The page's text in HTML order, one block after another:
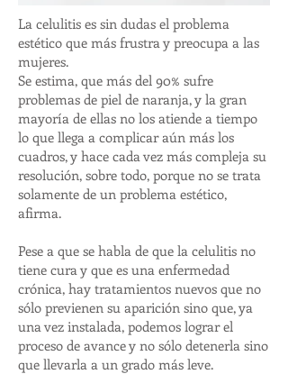
La celulitis es sin dudas el problema
estético que más frustra y preocupa a las
mujeres.
Se estima, que más del 90% sufre
problemas de piel de naranja, y la gran
mayoría de ellas no los atiende a tiempo
lo que llega a complicar aún más los
cuadros, y hace cada vez más compleja su
resolución, sobre todo, porque no se trata
solamente de un problema estético,
afirma.
Pese a que se habla de que la celulitis no
tiene cura y que es una enfermedad
crónica, hay tratamientos nuevos que no
sólo previenen su aparición sino que, ya
una vez instalada, podemos lograr el
proceso de avance y no sólo detenerla sino
que llevarla a un grado más leve.